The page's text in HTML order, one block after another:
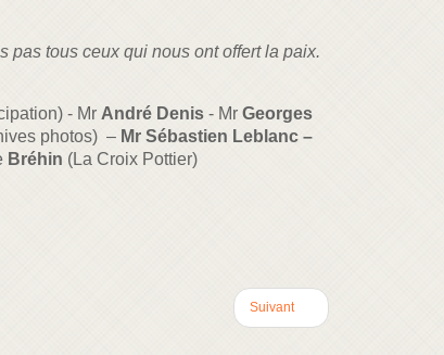
tous ceux qui nous ont offert la paix.
- Mr André Denis - Mr Georges
photos) – Mr Sébastien Leblanc –
Bréhin (La Croix Pottier)
Suivant